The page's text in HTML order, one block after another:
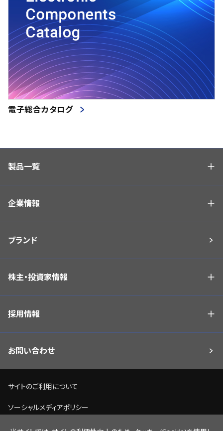
電子総合カタログ
製品一覧
企業情報
ブランド
株主・投資家情報
採用情報
お問い合わせ
サイトのご利用について
ソーシャルメディアポリシー
個人情報保護方針